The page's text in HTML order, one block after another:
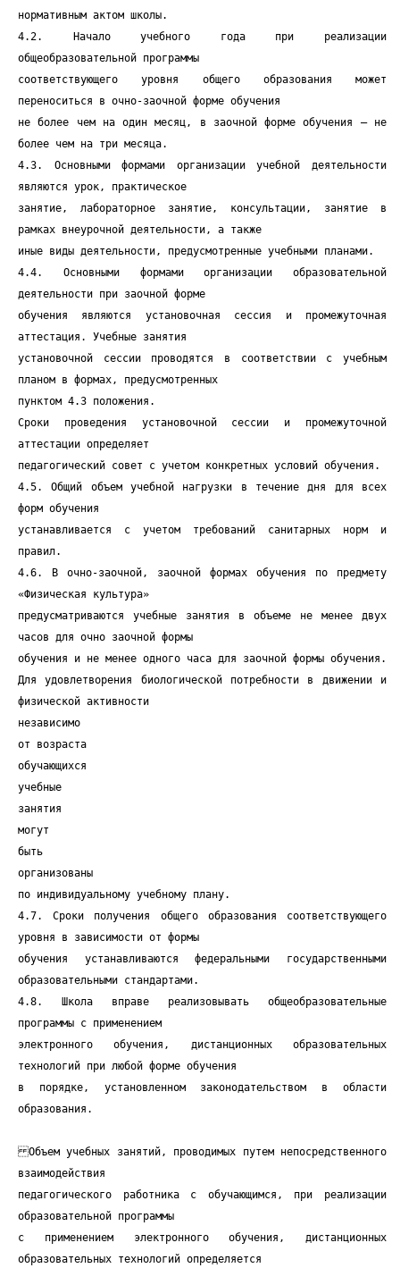
нормативным актом школы.
4.2. Начало учебного года при реализации
общеобразовательной программы
соответствующего уровня общего образования может
переноситься в очно-заочной форме обучения
не более чем на один месяц, в заочной форме обучения — не
более чем на три месяца.
4.3. Основными формами организации учебной деятельности
являются урок, практическое
занятие, лабораторное занятие, консультации, занятие в
рамках внеурочной деятельности, а также
иные виды деятельности, предусмотренные учебными планами.
4.4. Основными формами организации образовательной
деятельности при заочной форме
обучения являются установочная сессия и промежуточная
аттестация. Учебные занятия
установочной сессии проводятся в соответствии с учебным
планом в формах, предусмотренных
пунктом 4.3 положения.
Сроки проведения установочной сессии и промежуточной
аттестации определяет
педагогический совет с учетом конкретных условий обучения.
4.5. Общий объем учебной нагрузки в течение дня для всех
форм обучения
устанавливается с учетом требований санитарных норм и
правил.
4.6. В очно-заочной, заочной формах обучения по предмету
«Физическая культура»
предусматриваются учебные занятия в объеме не менее двух
часов для очно заочной формы
обучения и не менее одного часа для заочной формы обучения.
Для удовлетворения биологической потребности в движении и
физической активности
независимо
от возраста
обучающихся
учебные
занятия
могут
быть
организованы
по индивидуальному учебному плану.
4.7. Сроки получения общего образования соответствующего
уровня в зависимости от формы
обучения устанавливаются федеральными государственными
образовательными стандартами.
4.8. Школа вправе реализовывать общеобразовательные
программы с применением
электронного обучения, дистанционных образовательных
технологий при любой форме обучения
в порядке, установленном законодательством в области
образования.
Объем учебных занятий, проводимых путем непосредственного
взаимодействия
педагогического работника с обучающимся, при реализации
образовательной программы
с применением электронного обучения, дистанционных
образовательных технологий определяется